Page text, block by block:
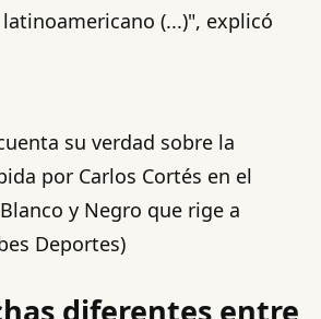
(...)", explicó
su verdad sobre la
por Carlos Cortés en el
y Negro que rige a
Deportes)